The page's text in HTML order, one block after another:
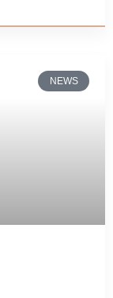
NEWS